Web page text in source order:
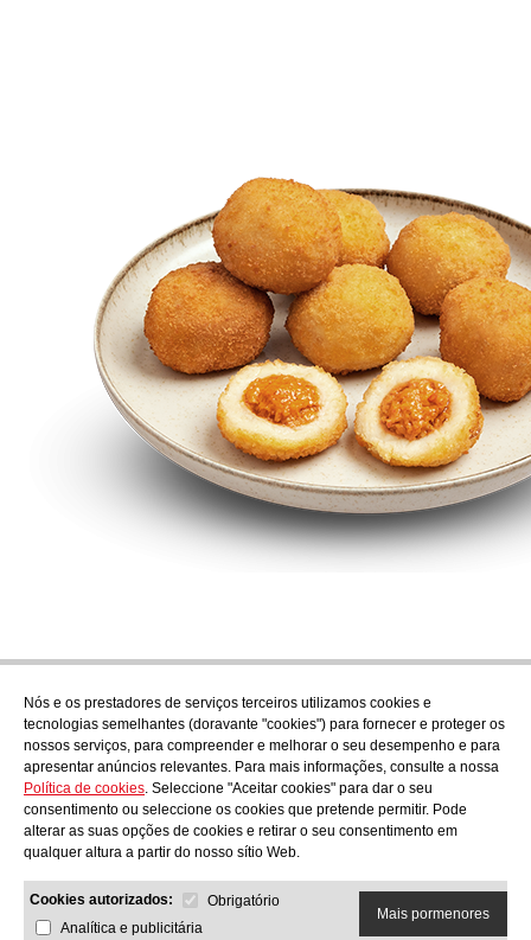
Nós e os prestadores de serviços terceiros utilizamos cookies e
tecnologias semelhantes (doravante "cookies") para fornecer e proteger os
nossos serviços, para compreender e melhorar o seu desempenho e para
apresentar anúncios relevantes. Para mais informações, consulte a nossa
Política de cookies. Seleccione "Aceitar cookies" para dar o seu
consentimento ou seleccione os cookies que pretende permitir. Pode
alterar as suas opções de cookies e retirar o seu consentimento em
qualquer altura a partir do nosso sítio Web.
Cookies autorizados:
Obrigatório
Analítica e publicitária
Mais pormenores
Subscrever
Descubra o que está a cozinhar em AudensFood.
Li e aceito a Política de privacidade
NósAudens news Productos Blogue gastronómico Contacto
Trabalhar connosco
AUDENS FOOD S.A. C/ Jordi Camp, 25 - 08403 Granollers